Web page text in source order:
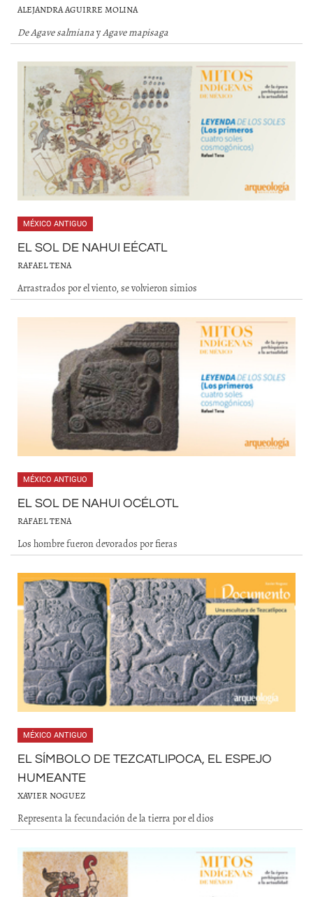
ALEJANDRA AGUIRRE MOLINA
De Agave salmianayAgave mapisaga
MÉXICO ANTIGUO
EL SOL DE NAHUI EÉCATL
RAFAEL TENA
Arrastrados por el viento, se volvieron simios
MÉXICO ANTIGUO
EL SOL DE NAHUI OCÉLOTL
RAFAEL TENA
Los hombre fueron devorados por fieras
MÉXICO ANTIGUO
EL SÍMBOLO DE TEZCATLIPOCA, EL ESPEJO
HUMEANTE
XAVIER NOGUEZ
Representa la fecundación de la tierra por el dios